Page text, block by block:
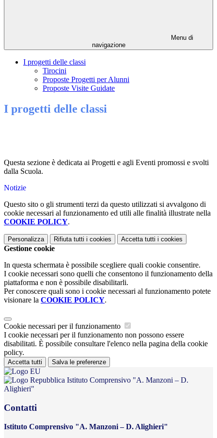
Menu di
navigazione
I progetti delle classi
Tirocini
Proposte Progetti per Alunni
Proposte Visite Guidate
I progetti delle classi
Questa sezione è dedicata ai Progetti e agli Eventi promossi e svolti
dalla Scuola.
Notizie
Questo sito o gli strumenti terzi da questo utilizzati si avvalgono di
cookie necessari al funzionamento ed utili alle finalità illustrate nella
COOKIE POLICY.
Personalizza Rifiuta tutti i cookies Accetta tutti i cookies
Gestione cookie
In questa schermata è possibile scegliere quali cookie consentire.
I cookie necessari sono quelli che consentono il funzionamento della
piattaforma e non è possibile disabilitarli.
Per conoscere quali sono i cookie necessari al funzionamento potete
visionare la COOKIE POLICY.
Cookie necessari per il funzionamento
I cookie necessari per il funzionamento non possono essere
disabilitati. È possibile consultare l'elenco nella pagina della cookie
policy.
Accetta tutti Salva le preferenze
Istituto Comprensivo "A. Manzoni – D.
Alighieri"
Contatti
Istituto Comprensivo "A. Manzoni – D. Alighieri"